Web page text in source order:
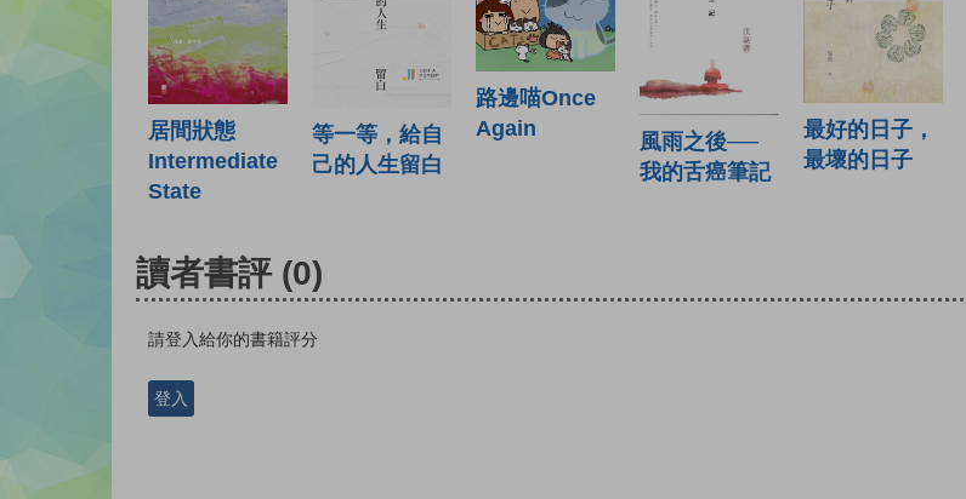
居間狀態
Intermediate
State
等一等，給自
己的人生留白
路邊喵Once
Again
風雨之後──
我的舌癌筆記
最好的日子，
最壞的日子
讀者書評 (0)
請登入給你的書籍評分
登入